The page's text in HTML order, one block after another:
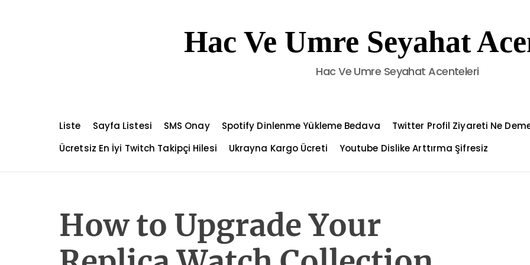
t
Hac Ve Umre Seyahat
Hac Ve Umre Seyahat Acenteleri
Liste Sayfa Listesi SMS Onay Spotify Dinlenme Yükleme Bedava
Twitter Profil Ziyareti Ne
Ücretsiz En İyi Twitch Takipçi Hilesi
Ukrayna Kargo Ücreti Youtube Dislike Arttırma Şifresiz
How to Upgrade Your